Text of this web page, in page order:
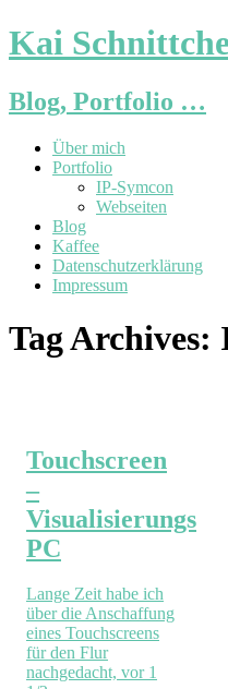
Kai
Blog, Portfolio …
Über mich
Portfolio
IP-Symcon
Webseiten
Blog
Kaffee
Datenschutzerklärung
Impressum
Tag Archives:
Touchscreen
–
Visualisierungs
PC
Lange Zeit habe ich
über die Anschaffung
eines Touchscreens
für den Flur
nachgedacht, vor 1